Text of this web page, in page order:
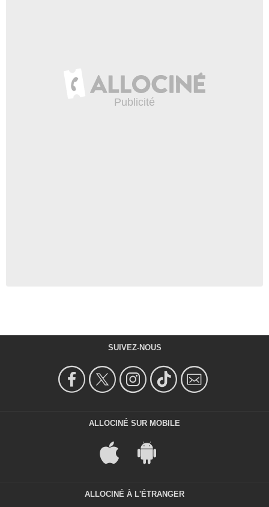
SUIVEZ-NOUS
ALLOCINÉ SUR MOBILE
ALLOCINÉ À L'ÉTRANGER